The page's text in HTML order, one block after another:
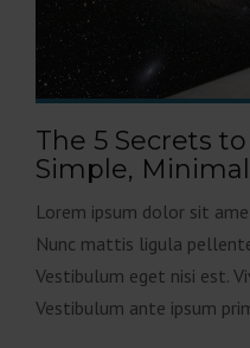
The 5 Secrets
Simple,
Lorem ipsum dolor sit
Nunc mattis ligula
Vestibulum eget nisi est.
Vestibulum ante ipsum